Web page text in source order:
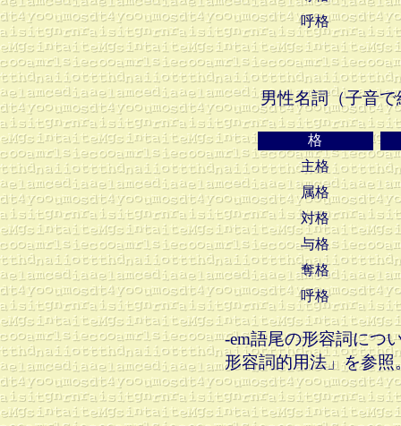
呼格
男性名詞（子音
格
主格
属格
対格
与格
奪格
呼格
-em語尾の形容詞につ
形容詞的用法」を参照